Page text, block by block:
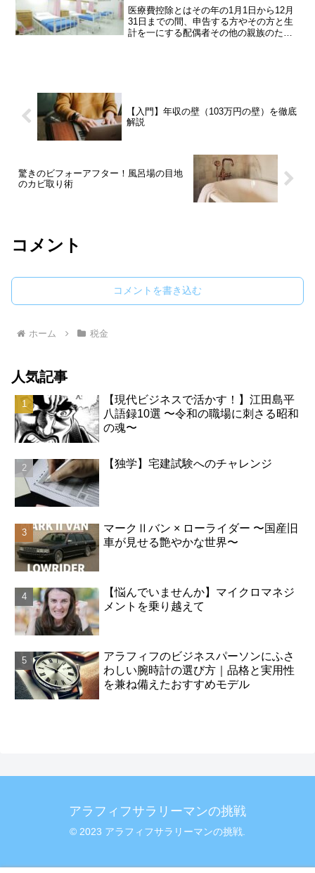
医療費控除とはその年の1月1日から12月
31日までの間、申告する方やその方と生
計を一にする配偶者その他の親族のため
【入門】年収の壁（103万円の壁）を徹底
解説
驚きのビフォーアフター！風呂場の目地
のカビ取り術
コメント
コメントを書き込む
ホーム 税金
人気記事
【現代ビジネスで活かす！】江田島平
八語録10選 〜令和の職場に刺さる昭和
の魂〜
【独学】宅建試験へのチャレンジ
マークⅡバン × ローライダー 〜国産旧
車が見せる艶やかな世界〜
【悩んでいませんか】マイクロマネジ
メントを乗り越えて
アラフィフのビジネスパーソンにふさ
わしい腕時計の選び方｜品格と実用性
を兼ね備えたおすすめモデル
アラフィフサラリーマンの挑戦
© 2023 アラフィフサラリーマンの挑戦.